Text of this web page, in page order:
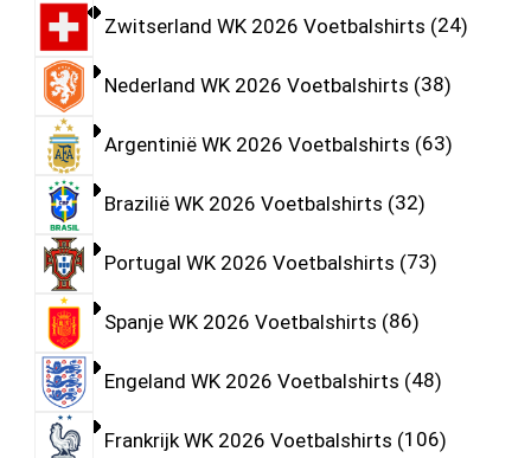
Zwitserland WK 2026 Voetbalshirts 24
Nederland WK 2026 Voetbalshirts 38
Argentinië WK 2026 Voetbalshirts 63
Brazilië WK 2026 Voetbalshirts 32
Portugal WK 2026 Voetbalshirts 73
Spanje WK 2026 Voetbalshirts 86
Engeland WK 2026 Voetbalshirts 48
Frankrijk WK 2026 Voetbalshirts 106